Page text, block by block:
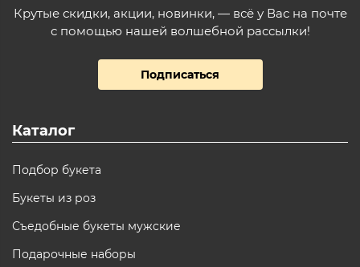
Крутые скидки, акции, новинки, — всё у Вас на почте
с помощью нашей волшебной рассылки!
Подписаться
Каталог
Подбор букета
Букеты из роз
Съедобные букеты мужские
Подарочные наборы